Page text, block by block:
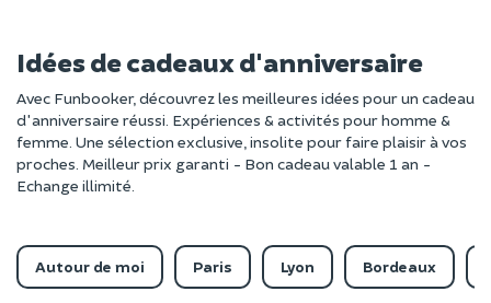
Idées de cadeaux d'anniversaire
Avec Funbooker, découvrez les meilleures idées pour un cadeau
d'anniversaire réussi. Expériences & activités pour homme &
femme. Une sélection exclusive, insolite pour faire plaisir à vos
proches. Meilleur prix garanti - Bon cadeau valable 1 an -
Echange illimité.
Autour de moi Paris Lyon Bordeaux